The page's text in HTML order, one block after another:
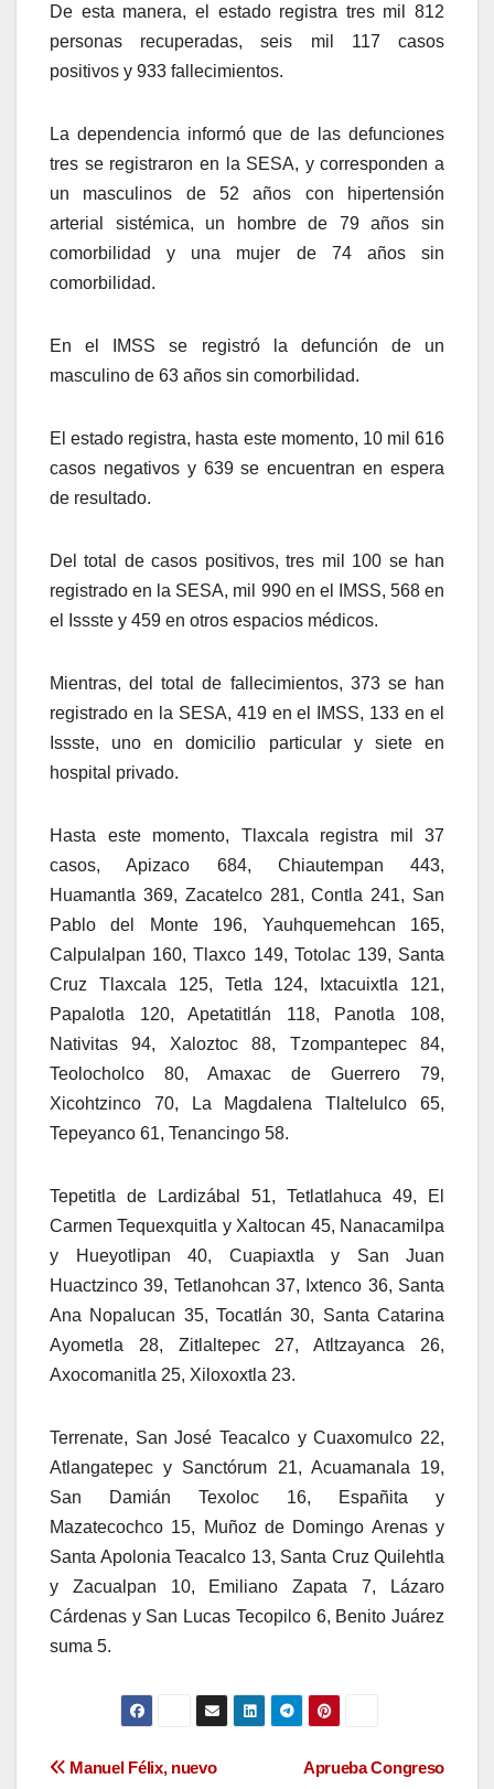
De esta manera, el estado registra tres mil 812
personas recuperadas, seis mil 117 casos
positivos y 933 fallecimientos.
La dependencia informó que de las defunciones
tres se registraron en la SESA, y corresponden a
un masculinos de 52 años con hipertensión
arterial sistémica, un hombre de 79 años sin
comorbilidad y una mujer de 74 años sin
comorbilidad.
En el IMSS se registró la defunción de un
masculino de 63 años sin comorbilidad.
El estado registra, hasta este momento, 10 mil 616
casos negativos y 639 se encuentran en espera
de resultado.
Del total de casos positivos, tres mil 100 se han
registrado en la SESA, mil 990 en el IMSS, 568 en
el Issste y 459 en otros espacios médicos.
Mientras, del total de fallecimientos, 373 se han
registrado en la SESA, 419 en el IMSS, 133 en el
Issste, uno en domicilio particular y siete en
hospital privado.
Hasta este momento, Tlaxcala registra mil 37
casos, Apizaco 684, Chiautempan 443,
Huamantla 369, Zacatelco 281, Contla 241, San
Pablo del Monte 196, Yauhquemehcan 165,
Calpulalpan 160, Tlaxco 149, Totolac 139, Santa
Cruz Tlaxcala 125, Tetla 124, Ixtacuixtla 121,
Papalotla 120, Apetatitlán 118, Panotla 108,
Nativitas 94, Xaloztoc 88, Tzompantepec 84,
Teolocholco 80, Amaxac de Guerrero 79,
Xicohtzinco 70, La Magdalena Tlaltelulco 65,
Tepeyanco 61, Tenancingo 58.
Tepetitla de Lardizábal 51, Tetlatlahuca 49, El
Carmen Tequexquitla y Xaltocan 45, Nanacamilpa
y Hueyotlipan 40, Cuapiaxtla y San Juan
Huactzinco 39, Tetlanohcan 37, Ixtenco 36, Santa
Ana Nopalucan 35, Tocatlán 30, Santa Catarina
Ayometla 28, Zitlaltepec 27, Atltzayanca 26,
Axocomanitla 25, Xiloxoxtla 23.
Terrenate, San José Teacalco y Cuaxomulco 22,
Atlangatepec y Sanctórum 21, Acuamanala 19,
San Damián Texoloc 16, Españita y
Mazatecochco 15, Muñoz de Domingo Arenas y
Santa Apolonia Teacalco 13, Santa Cruz Quilehtla
y Zacualpan 10, Emiliano Zapata 7, Lázaro
Cárdenas y San Lucas Tecopilco 6, Benito Juárez
suma 5.
Navegación
Aprueba Congreso
Manuel Félix, nuevo